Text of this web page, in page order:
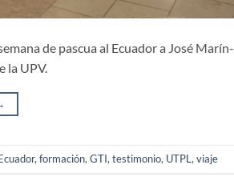
de pascua al Ecuador a José Marín-
la UPV.
,formación,GTI,testimonio, UTPL,viaje